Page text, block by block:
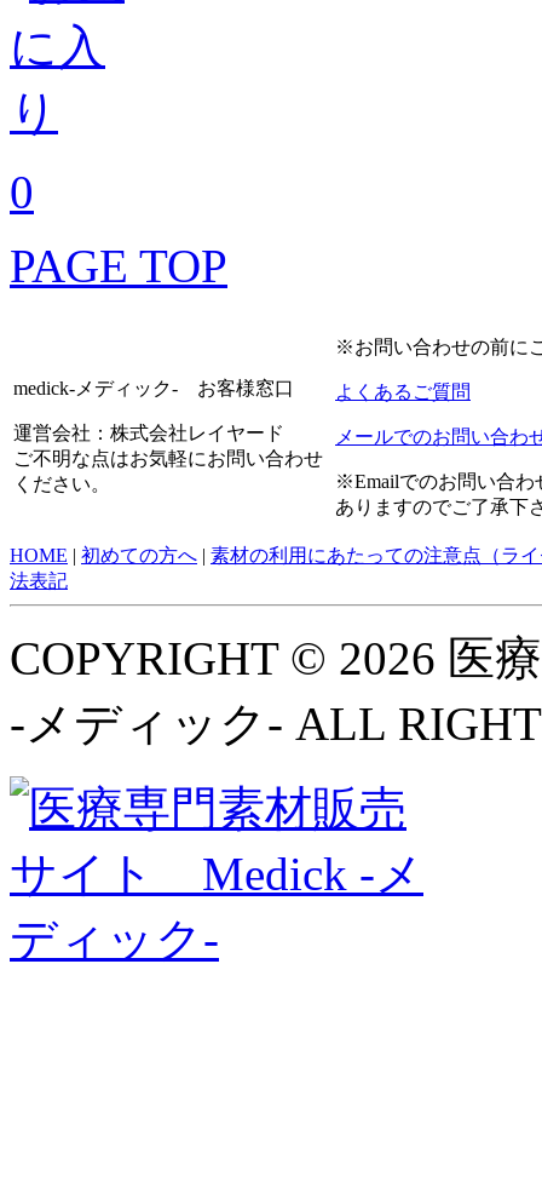
0
PAGE TOP
medick-メディック- お客様窓口
運営会社：株式会社レイヤード
ご不明な点はお気軽にお問い合わせ
ください。
※お問い合わせの前に
よくあるご質問
メールでのお問い合わ
※Emailでのお問い合わ
ありますのでご了承下
HOME | 初めての方へ | 素材の利用にあたっての注意点（ラ
法表記
COPYRIGHT © 2026 医
-メディック- ALL RIGHT